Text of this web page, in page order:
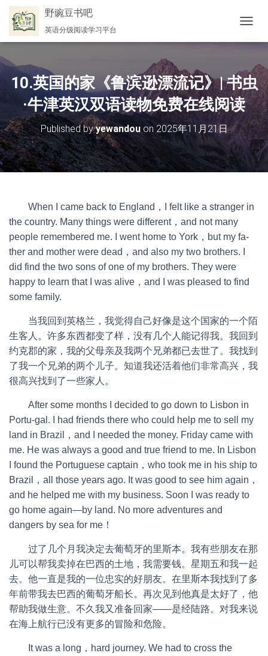
野豌豆书吧
英语分级阅读学习平台
换
10.英国的家《鲁滨逊漂流记》| 书虫
·牛津英汉双语读物免费在线阅读
Published byyewandouon2025年11月21日
When I came back to England，I felt like a stranger in
the country. Many things were different，and not many
people remembered me. I went home to York，but my fa-
ther and mother were dead，and also my two brothers. I
did find the two sons of one of my brothers. They were
happy to learn that I was alive，and I was pleased to find
some family.
当我回到英格兰，我觉得自己好像是这个国家的一个陌
生客人。许多东西都变了样，没有几个人能记得我。我回到
约克郡的家，我的父母亲及我两个兄弟都已去世了。我找到
了我一个兄弟的两个儿子。知道我还活着他们非常高兴，我
很高兴找到了一些家人。
After some months I decided to go down to Lisbon in
Portu-gal. I had friends there who could help me to sell my
land in Brazil，and I needed the money. Friday came with
me. He was always a good and true friend to me. In Lisbon
I found the Portuguese captain，who took me in his ship to
Brazil，all those years ago. It was good to see him again，
and he helped me with my business. Soon I was ready to
go home again—by land. No more adventures and
dangers by sea for me！
过了几个月我决定去葡萄牙的里斯本。我有些朋友在那
儿可以帮我卖掉在巴西的土地，我需要钱。星期五和我一起
去。他一直是我的一位忠实的好朋友。在里斯本我找到了多
年前带我去巴西的葡萄牙船长。再次见到他真是太好了，他
帮助我做生意。不久我又准备回家——是经陆路。对我来说
在海上航行已没有更多的冒险和危险。
It was a long，hard journey. We had to cross the